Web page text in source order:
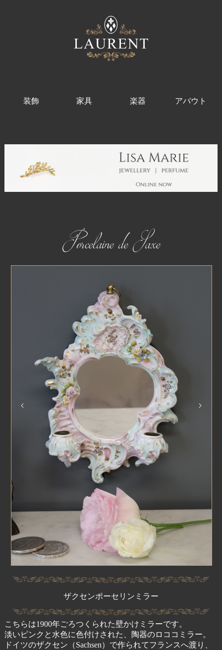
装飾 家具 楽器 アバウト
Porcelaine de Saxe
ザクセンポーセリンミラー
こちらは1900年ごろつくられた壁かけミラーです。
淡いピンクと水色に色付けされた、陶器のロココミラー。
ドイツのザクセン（Sachsen）で作られてフランスへ渡り、